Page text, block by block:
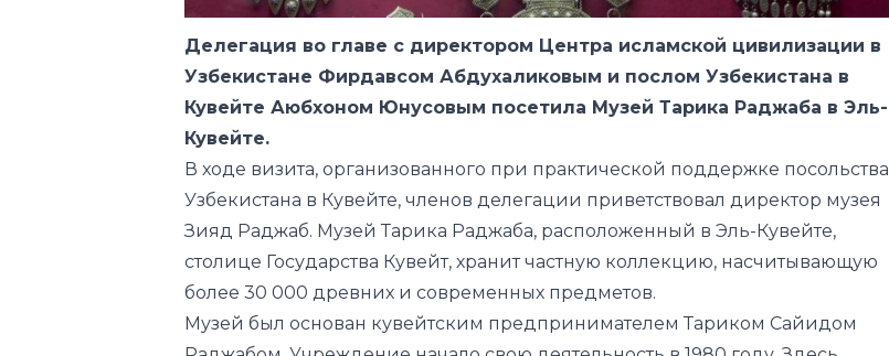
Кувейте Аюбхоном Юнусовым посетила Музей Тарика Раджаба в Эль-
Кувейте.
В ходе визита, организованного при практической поддержке посольства
Узбекистана в Кувейте, членов делегации приветствовал директор музея
Зияд Раджаб. Музей Тарика Раджаба, расположенный в Эль-Кувейте,
столице Государства Кувейт, хранит частную коллекцию, насчитывающую
более 30 000 древних и современных предметов.
Музей был основан кувейтским предпринимателем Тариком Сайидом
Раджабом. Учреждение начало свою деятельность в 1980 году. Здесь
хранится личная коллекция, формировавшаяся на протяжении многих лет,
и она известна как Музей Тарика Раджаба.